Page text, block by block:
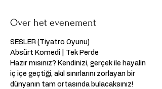
Over het evenement
SESLER (Tiyatro Oyunu)
Absürt Komedi | Tek Perde
Hazır mısınız? Kendinizi, gerçek ile hayalin
iç içe geçtiği, akıl sınırlarını zorlayan bir
dünyanın tam ortasında bulacaksınız!